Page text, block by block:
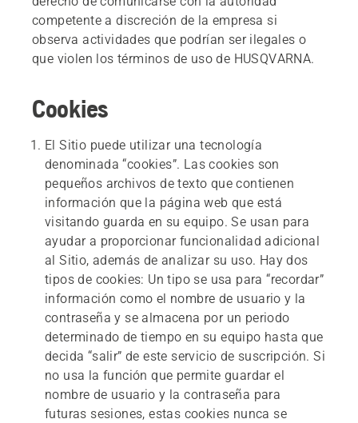
competente a discreción de la empresa si
observa actividades que podrían ser ilegales o
que violen los términos de uso de HUSQVARNA.
Cookies
El Sitio puede utilizar una tecnología
denominada “cookies”. Las cookies son
pequeños archivos de texto que contienen
información que la página web que está
visitando guarda en su equipo. Se usan para
ayudar a proporcionar funcionalidad adicional
al Sitio, además de analizar su uso. Hay dos
tipos de cookies: Un tipo se usa para “recordar”
información como el nombre de usuario y la
contraseña y se almacena por un periodo
determinado de tiempo en su equipo hasta que
decida “salir” de este servicio de suscripción. Si
no usa la función que permite guardar el
nombre de usuario y la contraseña para
futuras sesiones, estas cookies nunca se